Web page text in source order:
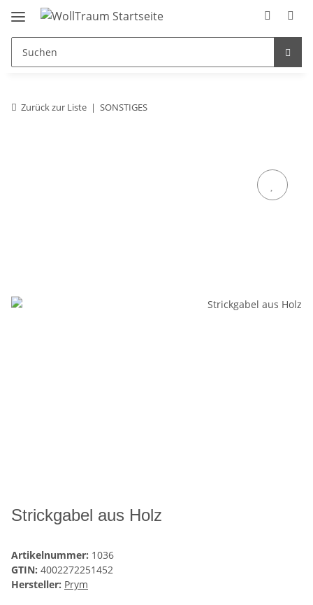
Zurück zur Liste SONSTIGES
Strickgabel aus Holz
Artikelnummer: 1036
GTIN: 4002272251452
Hersteller: Prym